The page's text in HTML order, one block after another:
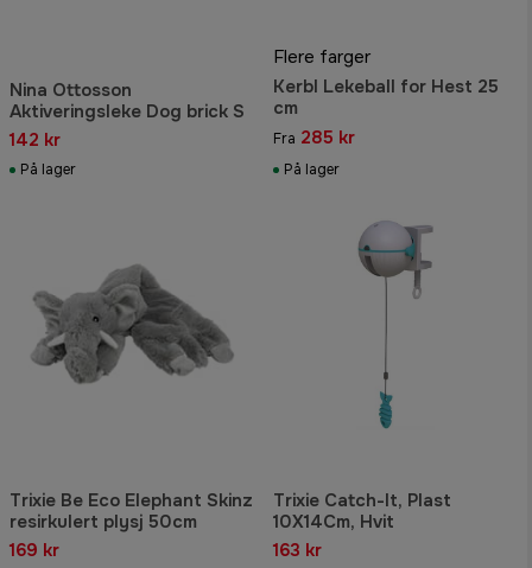
Nina Ottosson
Aktiveringsleke Dog brick S
142 kr
På lager
Flere farger
Kerbl Lekeball for Hest 25
cm
Fra 285 kr
På lager
Trixie Be Eco Elephant Skinz
resirkulert plysj 50cm
169 kr
Trixie Catch-It, Plast
10X14Cm, Hvit
163 kr